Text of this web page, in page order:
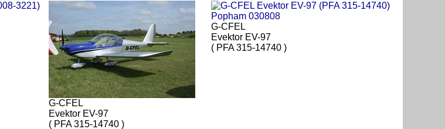
G-CFEL
Evektor EV-97
( PFA 315-14740 )
G-CFEL
Evektor EV-97
( PFA 315-14740 )